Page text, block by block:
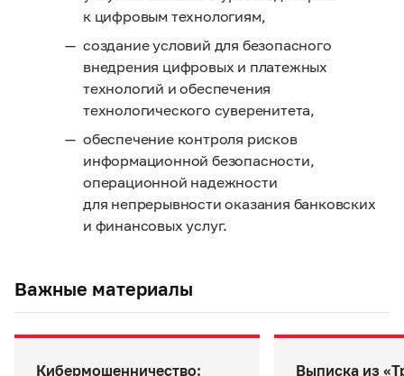
к цифровым технологиям,
создание условий для безопасного
внедрения цифровых и платежных
технологий и обеспечения
технологического суверенитета,
обеспечение контроля рисков
информационной безопасности,
операционной надежности
для непрерывности оказания банковских
и финансовых услуг.
Важные материалы
Кибермошенничество: Выписка из